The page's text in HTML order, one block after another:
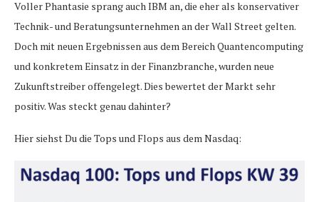
Voller Phantasie sprang auch IBM an, die eher als konservativer
Technik- und Beratungsunternehmen an der Wall Street gelten.
Doch mit neuen Ergebnissen aus dem Bereich Quantencomputing
und konkretem Einsatz in der Finanzbranche, wurden neue
Zukunftstreiber offengelegt. Dies bewertet der Markt sehr
positiv. Was steckt genau dahinter?
Hier siehst Du die Tops und Flops aus dem Nasdaq: